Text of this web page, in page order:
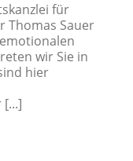
für
Thomas Sauer
wir Sie in
hier